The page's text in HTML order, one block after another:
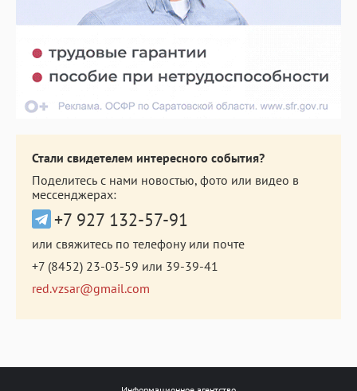
Стали свидетелем интересного события?
Поделитесь с нами новостью, фото или видео в
мессенджерах:
+7 927 132-57-91
или свяжитесь по телефону или почте
+7 (8452) 23-03-59 или 39-39-41
red.vzsar@gmail.com